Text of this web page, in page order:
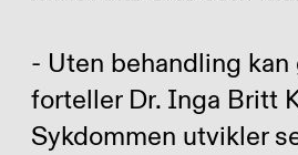
- Uten behandling
forteller Dr. Inga Britt
Sykdommen utvikler